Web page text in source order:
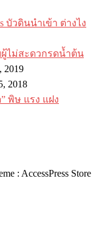
บัวดินนำเข้า ต่างไง
ไม่สะดวกรดน้ำต้น
2019
2018
” พิษ แรง แฝง
: AccessPress Store